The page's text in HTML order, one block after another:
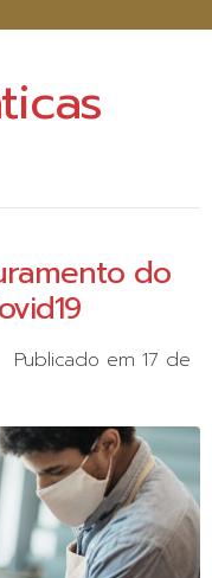
do
Publicado em 17 de